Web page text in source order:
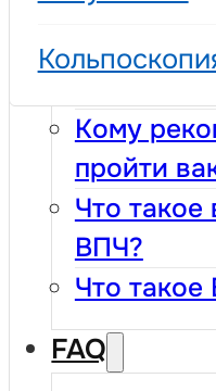
Где
Кому
пройти
Что такое
ВПЧ?
Что такое
FAQ